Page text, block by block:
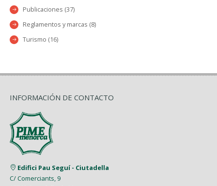
Publicaciones (37)
Reglamentos y marcas (8)
Turismo (16)
INFORMACIÓN DE CONTACTO
Edifici Pau Seguí - Ciutadella
C/ Comerciants, 9